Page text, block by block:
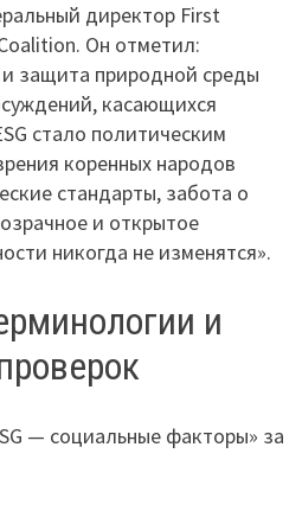
директор First
Он отметил:
защита природной среды
касающихся
стало политическим
коренных народов
стандарты, забота о
и открытое
никогда не изменятся».
и
— социальные факторы» за